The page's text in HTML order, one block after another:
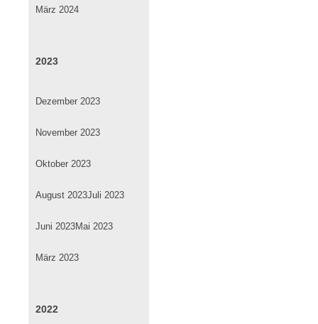
März 2024
2023
Dezember 2023
November 2023
Oktober 2023
August 2023Juli 2023
Juni 2023Mai 2023
März 2023
2022